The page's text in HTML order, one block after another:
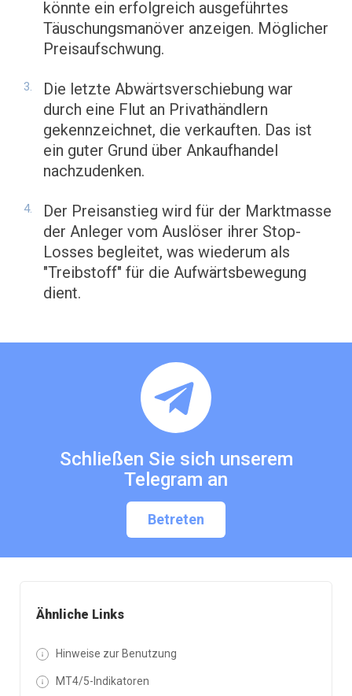
Ähnliche Links
Hinweise zur Benutzung
MT4/5-Indikatoren
könnte ein erfolgreich ausgeführtes
Täuschungsmanöver anzeigen. Möglicher
Preisaufschwung.
Die letzte Abwärtsverschiebung war
durch eine Flut an Privathändlern
gekennzeichnet, die verkauften. Das ist
ein guter Grund über Ankaufhandel
nachzudenken.
Der Preisanstieg wird für der Marktmasse
der Anleger vom Auslöser ihrer Stop-
Losses begleitet, was wiederum als
"Treibstoff" für die Aufwärtsbewegung
dient.
Schließen Sie sich unserem
Telegram an
Betreten